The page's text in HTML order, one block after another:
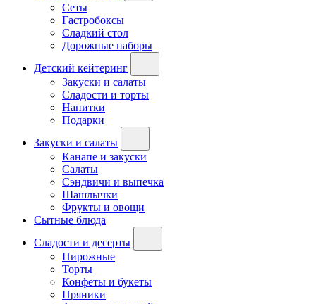
Сеты
Гастробоксы
Сладкий стол
Дорожные наборы
Детский кейтеринг
Закуски и салаты
Сладости и торты
Напитки
Подарки
Закуски и салаты
Канапе и закуски
Салаты
Сэндвичи и выпечка
Шашлычки
Фрукты и овощи
Сытные блюда
Сладости и десерты
Пирожные
Торты
Конфеты и букеты
Пряники